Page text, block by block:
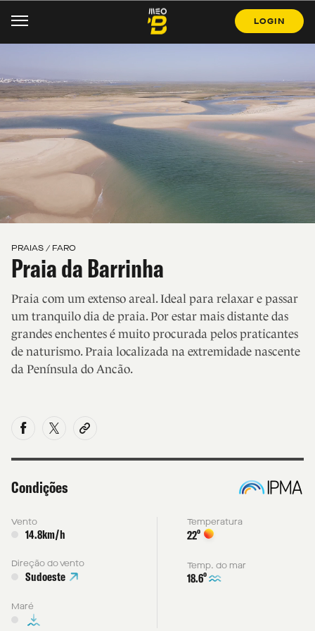
LOGIN
PRAIAS / FARO
Praia da Barrinha
Praia com um extenso areal. Ideal para relaxar e passar
um tranquilo dia de praia. Por estar mais distante das
grandes enchentes é muito procurada pelos praticantes
de naturismo. Praia localizada na extremidade nascente
da Península do Ancão.
Condições
Vento
14.8km/h
Direção do vento
Sudoeste
Maré
Temperatura
22º
Temp. do mar
18.6º